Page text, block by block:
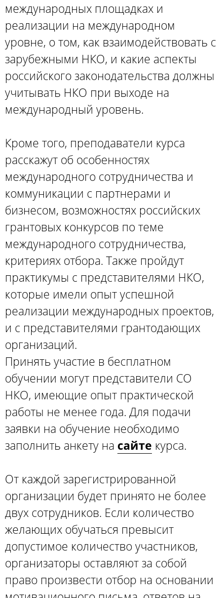
международных площадках и
реализации на международном
уровне, о том, как взаимодействовать с
зарубежными НКО, и какие аспекты
российского законодательства должны
учитывать НКО при выходе на
международный уровень.
Кроме того, преподаватели курса
расскажут об особенностях
международного сотрудничества и
коммуникации с партнерами и
бизнесом, возможностях российских
грантовых конкурсов по теме
международного сотрудничества,
критериях отбора. Также пройдут
практикумы с представителями НКО,
которые имели опыт успешной
реализации международных проектов,
и с представителями грантодающих
организаций.
Принять участие в бесплатном
обучении могут представители СО
НКО, имеющие опыт практической
работы не менее года. Для подачи
заявки на обучение необходимо
заполнить анкету на сайте курса.
От каждой зарегистрированной
организации будет принято не более
двух сотрудников. Если количество
желающих обучаться превысит
допустимое количество участников,
организаторы оставляют за собой
право произвести отбор на основании